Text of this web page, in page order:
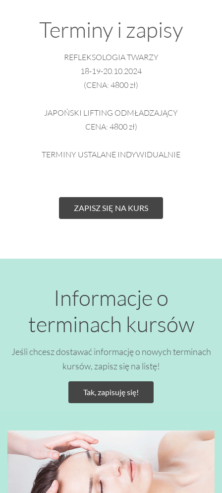
Terminy i zapisy
REFLEKSOLOGIA TWARZY
18-19-20.10.2024
(CENA: 4800 zł)
JAPOŃSKI LIFTING ODMŁADZAJĄCY
CENA: 4800 zł)
TERMINY USTALANE INDYWIDUALNIE
ZAPISZ SIĘ NA KURS
Informacje o
terminach kursów
Jeśli chcesz dostawać informację o nowych terminach
kursów, zapisz się na listę!
Tak, zapisuję się!